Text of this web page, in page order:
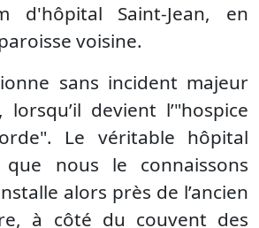
d'hôpital Saint-Jean, en
voisine.
sans incident majeur
lorsqu’il devient l’"hospice
Le véritable hôpital
nous le connaissons
alors près de l’ancien
à côté du couvent des